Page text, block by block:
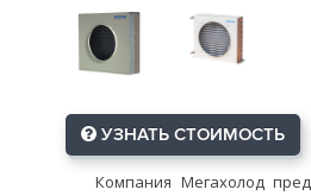
УЗНАТЬ СТОИМОСТЬ
Компания Мегахолод